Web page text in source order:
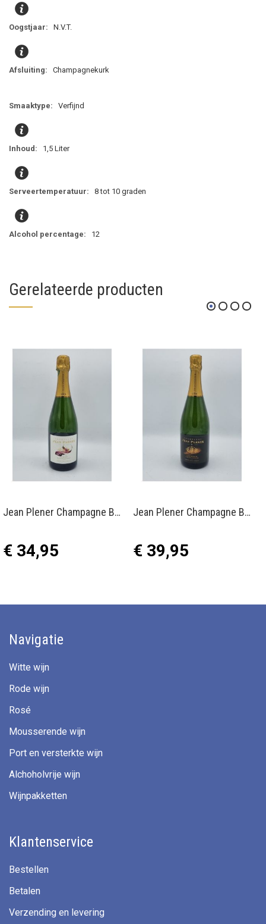
N.V.T.
Champagnekurk
Verfijnd
1,5 Liter
8 tot 10 graden
12
Gerelateerde producten
Jean Plener Champagne Brut Grand Cru
€ 34,95
Jean Plener Champagne Brut Cuvée Réservée
€ 39,95
Navigatie
Witte wijn
Rode wijn
Rosé
Mousserende wijn
Port en versterkte wijn
Alchoholvrije wijn
Wijnpakketten
Klantenservice
Bestellen
Betalen
Verzending en levering